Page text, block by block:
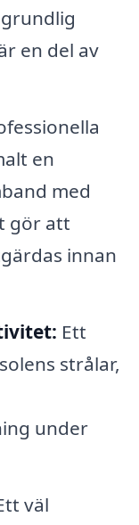
en del av
en
med
gör att
innan
Ett
strålar,
under
väl